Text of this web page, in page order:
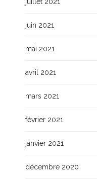
juin 2021
mai 2021
avril 2021
mars 2021
février 2021
janvier 2021
décembre 2020